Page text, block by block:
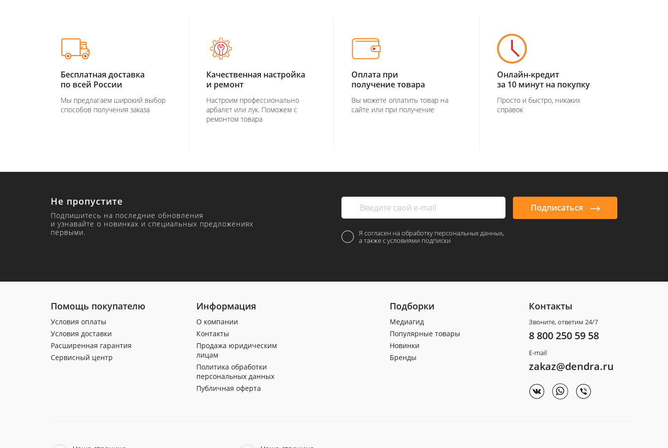
Бесплатная доставка
по всей России
Мы предлагаем широкий выбор
способов получения заказа
Качественная настройка
и ремонт
Настроим профессионально
арбалет или лук. Поможем с
ремонтом товара
Оплата при
получение товара
Вы можете оплатить товар на
сайте или при получение
Онлайн-кредит
за 10 минут на покупку
Просто и быстро, никаких
справок
Не пропустите
Подпишитесь на последние обновления
и узнавайте о новинках и специальных предложениях
первыми.
Подписаться
Я согласен на обработку персональных данных,
а также с условиями подписки
Помощь покупателю
Условия оплаты
Условия доставки
Расширенная гарантия
Сервисный центр
Информация
О компании
Контакты
Продажа юридическим
лицам
Политика обработки
персональных данных
Публичная оферта
Подборки
Медиагид
Популярные товары
Новинки
Бренды
Контакты
Звоните, ответим 24/7
8 800 250 59 58
E-mail
zakaz@dendra.ru